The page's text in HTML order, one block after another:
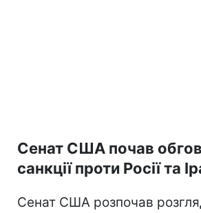
Сенат США почав
санкції проти Росії та
Сенат США розпочав